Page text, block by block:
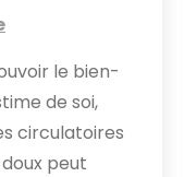
le bien-
de soi,
circulatoires
peut